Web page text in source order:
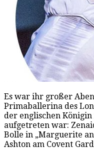
Es war ihr großer
Primaballerina des
der englischen
aufgetreten war:
Bolle in „Marguerite
Ashton am Covent